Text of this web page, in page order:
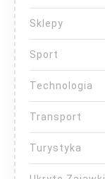
Sklepy
Sport
Technologia
Transport
Turystyka